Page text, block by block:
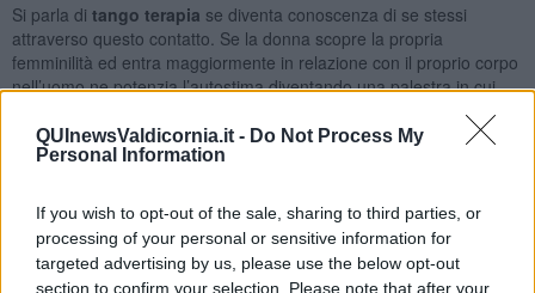
QUInewsValdicornia.it - Do Not Process My
Personal Information
If you wish to opt-out of the sale, sharing to third parties, or
processing of your personal or sensitive information for
targeted advertising by us, please use the below opt-out
section to confirm your selection. Please note that after your
Si parla di tango terapia se diventa conoscenza di se stessi
attraverso questo contatto. Se la donna scopre la propria
femminilità ed entra maggiormente in relazione con il proprio corpo
nell’uomo ne potenzia l’autostima diventando una palestra in cui
ridurre l’ansia da prestazione ma ahimè tutto ciò solo se c’è un
contatto, un abbraccio… meglio se milonguero. Quei pochi minuti
creano l’alleanza di un corpo e di un’anima con quello di un altro,
Il dopo è un’altra storia e non è detto che ci sia.
Maria Caruso